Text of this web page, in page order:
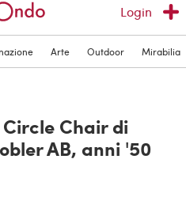
Login
Arte Outdoor Mirabilia
Chair di
AB, anni '50